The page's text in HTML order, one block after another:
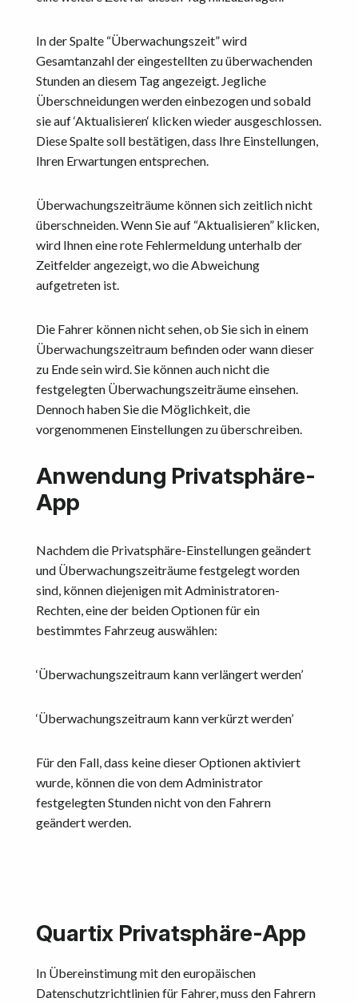
In der Spalte “Überwachungszeit” wird
Gesamtanzahl der eingestellten zu überwachenden
Stunden an diesem Tag angezeigt. Jegliche
Überschneidungen werden einbezogen und sobald
sie auf ‘Aktualisieren‘ klicken wieder ausgeschlossen.
Diese Spalte soll bestätigen, dass Ihre Einstellungen,
Ihren Erwartungen entsprechen.
Überwachungszeiträume können sich zeitlich nicht
überschneiden. Wenn Sie auf “Aktualisieren” klicken,
wird Ihnen eine rote Fehlermeldung unterhalb der
Zeitfelder angezeigt, wo die Abweichung
aufgetreten ist.
Die Fahrer können nicht sehen, ob Sie sich in einem
Überwachungszeitraum befinden oder wann dieser
zu Ende sein wird. Sie können auch nicht die
festgelegten Überwachungszeiträume einsehen.
Dennoch haben Sie die Möglichkeit, die
vorgenommenen Einstellungen zu überschreiben.
Anwendung Privatsphäre-
App
Nachdem die Privatsphäre-Einstellungen geändert
und Überwachungszeiträume festgelegt worden
sind, können diejenigen mit Administratoren-
Rechten, eine der beiden Optionen für ein
bestimmtes Fahrzeug auswählen:
‘Überwachungszeitraum kann verlängert werden’
‘Überwachungszeitraum kann verkürzt werden’
Für den Fall, dass keine dieser Optionen aktiviert
wurde, können die von dem Administrator
festgelegten Stunden nicht von den Fahrern
geändert werden.
Quartix Privatsphäre-App
In Übereinstimung mit den europäischen
Datenschutzrichtlinien für Fahrer, muss den Fahrern